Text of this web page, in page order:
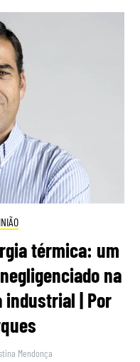
térmica: um
na
| Por
Mendonça